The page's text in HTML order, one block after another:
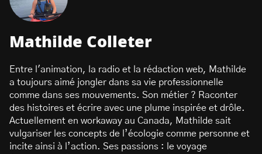
Mathilde Colleter
Entre l'animation, la radio et la rédaction web, Mathilde
a toujours aimé jongler dans sa vie professionnelle
comme dans ses mouvements. Son métier ? Raconter
des histoires et écrire avec une plume inspirée et drôle.
Actuellement en workaway au Canada, Mathilde sait
vulgariser les concepts de l’écologie comme personne et
incite ainsi à l’action. Ses passions : le voyage